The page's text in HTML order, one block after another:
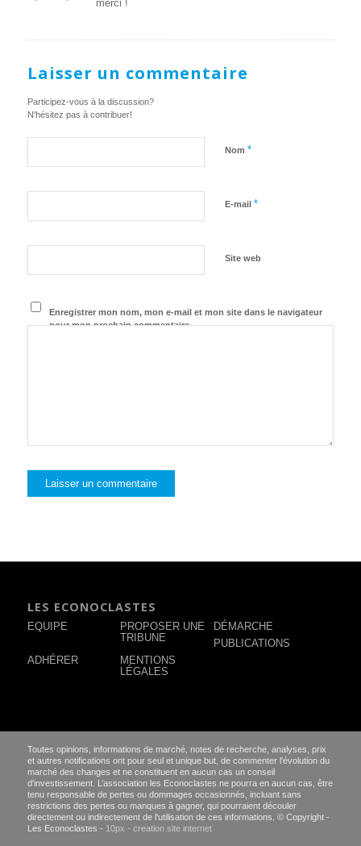
merci !
Laisser un commentaire
Participez-vous à la discussion?
N'hésitez pas à contribuer!
Nom *
E-mail *
Site web
Enregistrer mon nom, mon e-mail et mon site dans le navigateur
pour mon prochain commentaire.
LES ECONOCLASTES
EQUIPE
PROPOSER UNE
TRIBUNE
DÉMARCHE
PUBLICATIONS
ADHÉRER
MENTIONS
LÉGALES
Toutes opinions, informations de marché, notes de recherche, analyses, prix
et autres notifications ont pour seul et unique but, de commenter l'évolution du
marché des changes et ne constituent en aucun cas un conseil
d'investissement. L’association les Econoclastes ne pourra en aucun cas, être
tenu responsable de pertes ou dommages occasionnés, incluant sans
restrictions des pertes ou manques à gagner, qui pourraient découler
directement ou indirectement de l'utilisation de ces informations. © Copyright -
Les Econoclastes - 10px - creation site internet